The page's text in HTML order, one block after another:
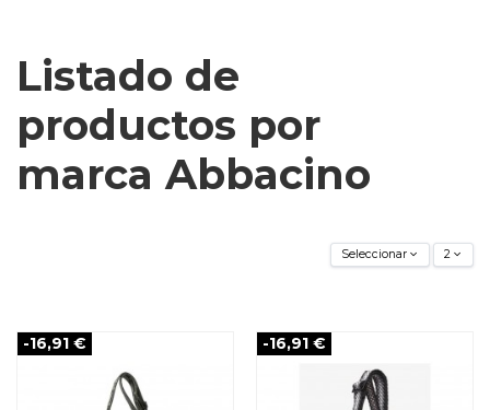
Listado de
productos por
marca Abbacino
Seleccionar 2
-16,91 € -16,91 €